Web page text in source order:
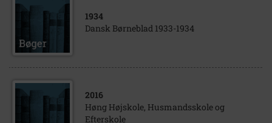
1934
Dansk Børneblad 1933-1934
2016
Høng Højskole, Husmandsskole og
Efterskole